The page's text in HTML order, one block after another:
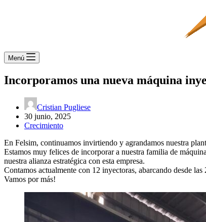
Menú
Incorporamos una nueva máquina
Cristian Pugliese
30 junio, 2025
Crecimiento
En Felsim, continuamos invirtiendo y agrandamos nuestra
Estamos muy felices de incorporar a nuestra familia de
nuestra alianza estratégica con esta empresa.
Contamos actualmente con 12 inyectoras, abarcando desde
Vamos por más!